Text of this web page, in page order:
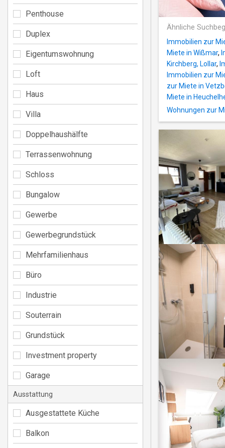
Ähnliche
Immobilien zur
Miete in Wißmar,
Kirchberg, Lollar,
Immobilien zur
zur Miete in
Miete in
Wohnungen zur
Penthouse
Duplex
Eigentumswohnung
Loft
Haus
Villa
Doppelhaushälfte
Terrassenwohnung
Schloss
Bungalow
Gewerbe
Gewerbegrundstück
Mehrfamilienhaus
Büro
Industrie
Souterrain
Grundstück
Investment property
Garage
Ausstattung
Ausgestattete Küche
Balkon